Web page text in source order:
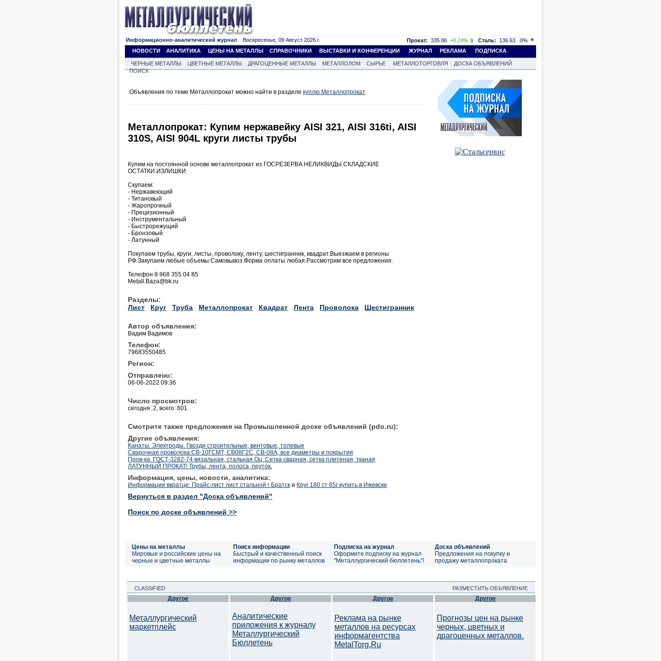
Информационно-аналитический журнал Воскресенье, 09 Август 2026 г. Прокат: 335.86 +0.24% Сталь: 136.63
0%
НОВОСТИ
АНАЛИТИКА ЦЕНЫ НА МЕТАЛЛЫ СПРАВОЧНИКИ ВЫСТАВКИ И КОНФЕРЕНЦИИ ЖУРНАЛ РЕКЛАМА ПОДПИСКА
ЧЕРНЫЕ МЕТАЛЛЫ ЦВЕТНЫЕ МЕТАЛЛЫ ДРАГОЦЕННЫЕ МЕТАЛЛЫ МЕТАЛЛОЛОМ СЫРЬЕ МЕТАЛЛОТОРГОВЛЯ
ДОСКА ОБЪЯВЛЕНИЙ
ПОИСК
Объявления по теме Металлопрокат можно найти в разделе куплю Металлопрокат.
Металлопрокат: Купим нержавейку AISI 321, AISI 316ti, AISI
310S, AISI 904L круги листы трубы
Купим на постоянной основе металлопрокат из ГОСРЕЗЕРВА.НЕЛИКВИДЫ.СКЛАДСКИЕ
ОСТАТКИ.ИЗЛИШКИ.
Скупаем:
- Нержавеющий
- Титановый
- Жаропрочный
- Прецизионный
- Инструментальный
- Быстрорежущий
- Бронзовый
- Латунный
Покупаем трубы, круги, листы, проволоку, ленту, шестигранник, квадрат.Выезжаем в регионы
РФ.Закупаем любые объемы.Самовывоз.Форма оплаты любая.Рассмотрим все предложения.
Телефон 8 968 355 04 85
Metall.Baza@bk.ru
Разделы:
Лист
Круг Труба Металлопрокат Квадрат Лента Проволока Шестигранник
Автор объявления:
Вадим Вадимов
Телефон:
79683550485
Регион:
Отправлено:
06-06-2022 09:36
Число просмотров:
сегодня: 2, всего: 601
Смотрите также предложения на Промышленной доске объявлений (pdo.ru):
Другие объявления:
Канаты. Электроды. Гвозди строительные, винтовые, толевые
Cварочная проволока:СВ-10ГСМТ, СВ08Г2С, СВ-08А, все диаметры и покрытия
Пров-ка. ГОСТ-3282-74 вязальная, стальная Оц. Сетка сварная, сетка плетеная, тканая
ЛАТУННЫЙ ПРОКАТ! Трубы, лента, полоса, пруток.
Информация, цены, новости, аналитика:
Информация вкратце: Прайс-лист лист стальной г Братск и Круг 180 ст 65г купить в Ижевске
Вернуться в раздел "Доска объявлений"
Поиск по доске объявлений >>
Цены на металлы
Мировые и российские цены на
черные и цветные металлы
Поиск информации
Быстрый и качественный поиск
информации по рынку металлов
Подписка на журнал
Оформите подписку на журнал
"Металлургический бюллетень"!
Доска объявлений
Предложения на покупку и
продажу металлопроката
CLASSIFIED РАЗМЕСТИТЬ ОБЪЯВЛЕНИЕ
Другое
Металлургический
маркетплейс
Другое
Аналитические
приложения к журналу
Металлургический
Бюллетень
Другое
Реклама на рынке
металлов на ресурсах
информагентства
MetalTorg.Ru
Другое
Прогнозы цен на рынке
черных, цветных и
драгоценных металлов.